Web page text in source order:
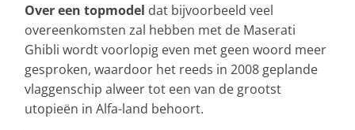
Over een topmodel dat bijvoorbeeld veel
overeenkomsten zal hebben met de Maserati
Ghibli wordt voorlopig even met geen woord meer
gesproken, waardoor het reeds in 2008 geplande
vlaggenschip alweer tot een van de grootst
utopieën in Alfa-land behoort.